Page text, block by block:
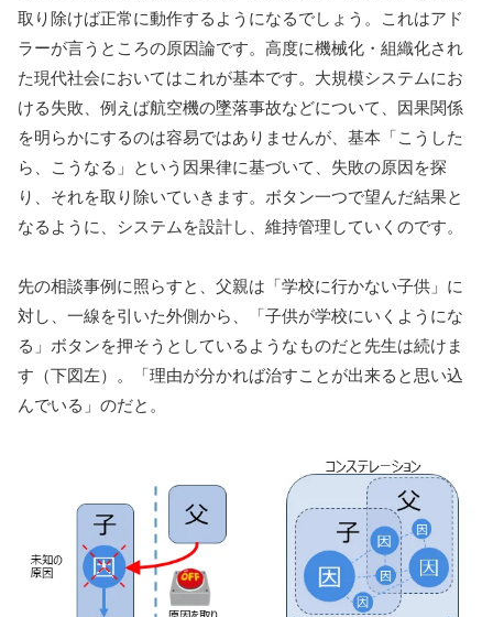
取り除けば正常に動作するようになるでしょう。これはアド
ラーが言うところの原因論です。高度に機械化・組織化され
た現代社会においてはこれが基本です。大規模システムにお
ける失敗、例えば航空機の墜落事故などについて、因果関係
を明らかにするのは容易ではありませんが、基本「こうした
ら、こうなる」という因果律に基づいて、失敗の原因を探
り、それを取り除いていきます。ボタン一つで望んだ結果と
なるように、システムを設計し、維持管理していくのです。
先の相談事例に照らすと、父親は「学校に行かない子供」に
対し、一線を引いた外側から、「子供が学校にいくようにな
る」ボタンを押そうとしているようなものだと先生は続けま
す（下図左）。
「理由が分かれば治すことが出来ると思い込
んでいる」のだと。